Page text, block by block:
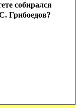
собирался
Грибоедов?